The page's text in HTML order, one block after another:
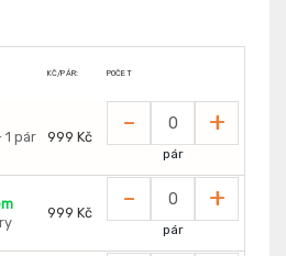
KČ/PÁR: POČET
1 pár 999 Kč - +
pár
999 Kč - +
pár